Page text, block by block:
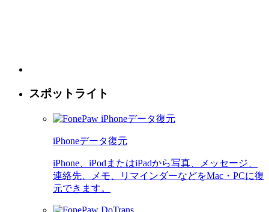
スポットライト
iPhoneデータ復元
iPhone、iPodまたはiPadから写真、メッセージ、
連絡先、メモ、リマインダーなどをMac・PCに復
元できます。